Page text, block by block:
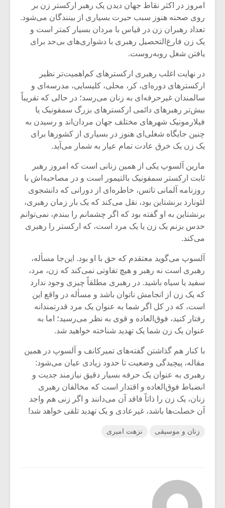
امروز در اکثر نقاط جهان دیدن یک رهبر ارکستر زن بر
روی صحنه هنوز سبب حیرت بسیاری از بینندگان می‌شود.
تعداد رهبران زن در قیاس با مردان بسیار کمتر است و
یک زن فارغ‌التحصیل رهبری با دشواری‌های بی‌حد برای
یافتن شغل روبه‌روست.
در نهایت اغلب رهبری ارکسترهای کم‌اهمیت‌تر نظیر
ارکسترهای دوره‌ای، کر، محلی، کلیسایی، مدرسه‌ای و
سالمندان غیرحرفه‌ای به زنان می‌رسد؛ در حالی که تقریباً
بیش‌تر رهبرهای دائمی ارکسترهای بزرگ سمفونیک یا
فیلارمونیک شهرهای مختلف جهان مردان‌اند و رسیدن به
چنین جایگاه شغلی‌ای هنوز در بسیاری از کشورها برای
یک زن یک خرق عادت تمام عیار به شمار می‌آید.
مارین آلسوپ یکی از همین زنانی است که امروز رهبر
ثابت ارکستر سمفونیک بالتیمور است و در مصاحبه‌اش با
روزنامه‌ آلمانی تاتس، خاطره‌ای از دورانی که دانشجوی
لئونارد برنشتاین بود، نقل می‌کند که یک بار زمان رهبری،
برنشتاین به او گفته بود که اگر چشمانم را ببندم، نمی‌توانم
حدس بزنم یک زن یا یک مرد است، که ارکستر را رهبری
می‌کند.
آلسوپ می‌گوید معتقدم که حق با او بود. این‌جا مسأله،
رهبری است نه رهبر و هیچ تفاوتی نمی‌کند که زن، مرد،
سفید یا سیاه باشید. در رهبری مطلقاً چیزی وجود ندارد
که یک زن از انجامش ناتوان باشد و مسأله در واقع این
است، که در کل اگر شما به عنوان یک مرد قدرتمندانه
رفتار کنید، فوق‌العاده و قوی به نظر می‌رسید؛ اما به
عنوان یک زن شما یک تهدید شناخته خواهید شد.
با کنار هم گذاشتن گفته‌های تمیرکانف و آلسوپ در همین
مقاله، پیچیدگی وضعیت تا حدود زیادی عیان می‌شود:
رهبری به عنوان یک حرفه‌ بسیار دقیق نیازمند جدیت و
انضباط فوق‌العاده و اقتدار است که مخالفان رهبری
زنان، یک زن را ذاتاً فاقد آن می‌دانند و اگر زنی هم واجد
آن خصلت‌ها باشد، غیرعادی و یک تهدید تلقی خواهد شد!
زنان و موسیقی نزهت امیری